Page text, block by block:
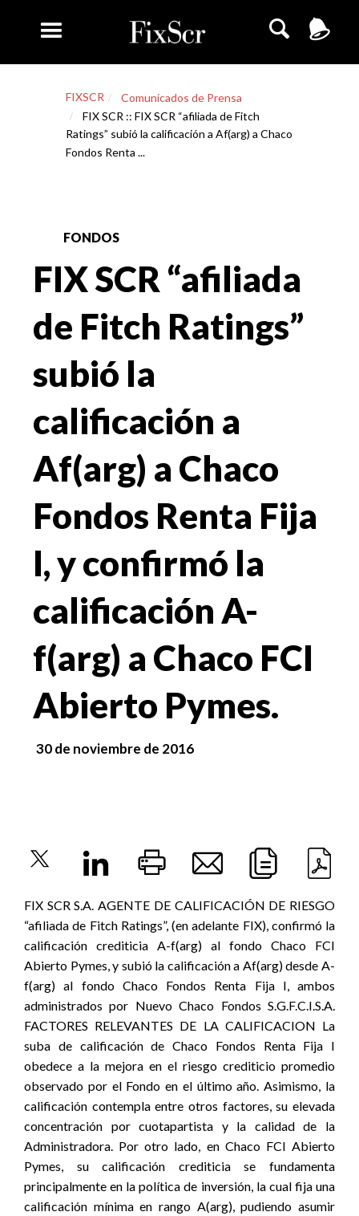
FIXSCR
Comunicados de Prensa
FIX SCR :: FIX SCR “afiliada de Fitch
Ratings” subió la calificación a Af(arg) a Chaco
Fondos Renta ...
FONDOS
FIX SCR “afiliada
de Fitch Ratings”
subió la
calificación a
Af(arg) a Chaco
Fondos Renta Fija
I, y confirmó la
calificación A-
f(arg) a Chaco FCI
Abierto Pymes.
30 de noviembre de 2016
FIX SCR S.A. AGENTE DE CALIFICACIÓN DE RIESGO
“afiliada de Fitch Ratings”, (en adelante FIX), confirmó la
calificación crediticia A-f(arg) al fondo Chaco FCI
Abierto Pymes, y subió la calificación a Af(arg) desde A-
f(arg) al fondo Chaco Fondos Renta Fija I, ambos
administrados por Nuevo Chaco Fondos S.G.F.C.I.S.A.
FACTORES RELEVANTES DE LA CALIFICACION La
suba de calificación de Chaco Fondos Renta Fija I
obedece a la mejora en el riesgo crediticio promedio
observado por el Fondo en el último año. Asimismo, la
calificación contempla entre otros factores, su elevada
concentración por cuotapartista y la calidad de la
Administradora. Por otro lado, en Chaco FCI Abierto
Pymes, su calificación crediticia se fundamenta
principalmente en la política de inversión, la cual fija una
calificación mínima en rango A(arg), pudiendo asumir